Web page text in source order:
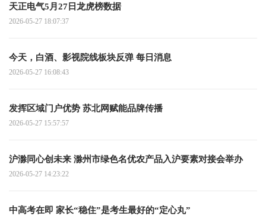
天正电气5月27日龙虎榜数据
2026-05-27 18:07:37
今天，白酒、影视院线板块反弹 每日消息
2026-05-27 16:08:43
发挥区域门户优势 苏北网赋能品牌传播
2026-05-27 15:57:57
沪滁同心创未来 滁州市绿色名优农产品入沪要素对接会举办
2026-05-27 14:23:22
中高考在即 家长“稳住”是考生最好的“定心丸”